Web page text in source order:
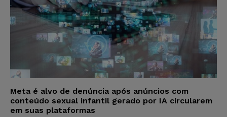
Meta é alvo de denúncia após anúncios com
conteúdo sexual infantil gerado por IA circularem
em suas plataformas